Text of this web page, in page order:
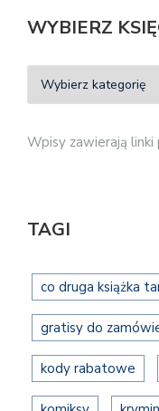
WYBIERZ
Wpisy zawierają linki
TAGI
co druga książka
gratisy do
kody rabatowe